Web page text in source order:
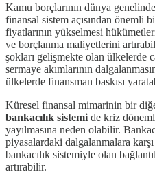
Kamu borçlarının dünya
finansal sistem açısından önemli
fiyatlarının yükselmesi
ve borçlanma maliyetlerini
şokları gelişmekte olan ülkelerde
sermaye akımlarının
ülkelerde finansman baskısı
Küresel finansal mimarinin bir
bankacılık sistemi de kriz
yayılmasına neden olabilir.
piyasalardaki dalgalanmalara
bankacılık sistemiyle olan
artırabilir.